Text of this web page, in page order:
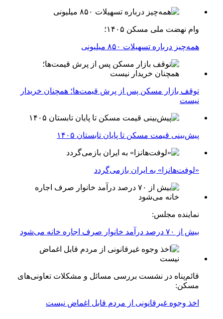
وام نهضت ملی مسکن ۱۴۰۵؛
همه‌چیز درباره تسهیلات ۸۵۰ میلیونی
توقف بازار مسکن پس از پرش قیمت‌ها؛ همچنان خریدار
نیست
پیش‌بینی قیمت مسکن تا پایان تابستان ۱۴۰۵
«لوفت‌هانزا» به ایران بازمی‌گردد
نماینده مجلس:
بیش از ۷۰ درصد درآمد خانوار صرف اجاره خانه می‌شود
قائم‌پناه در نشست بررسی مسائل و مشکلات تعاونی‌های
مسکن:
اخذ وجوه غیرقانونی از مردم قابل اغماض نیست